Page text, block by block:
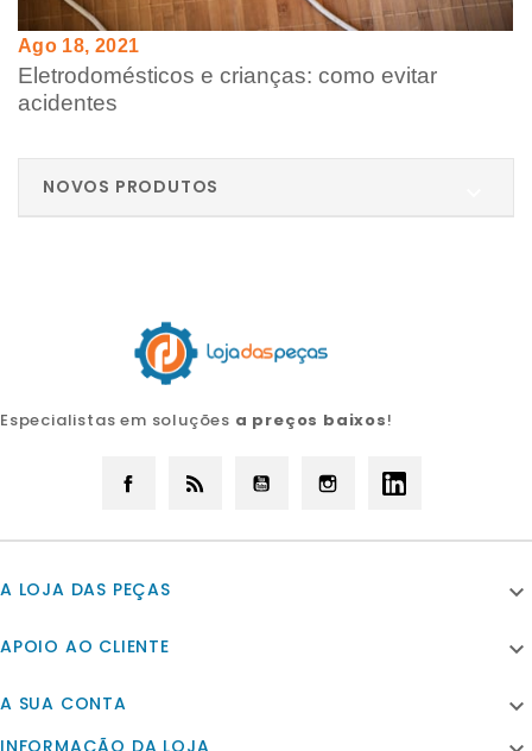
Ago 18, 2021
Eletrodomésticos e crianças: como evitar
acidentes
NOVOS PRODUTOS
Especialistas em soluções a preços baixos!
Facebook YouTube Instagram
A LOJA DAS PEÇAS 
APOIO AO CLIENTE 
A SUA CONTA 